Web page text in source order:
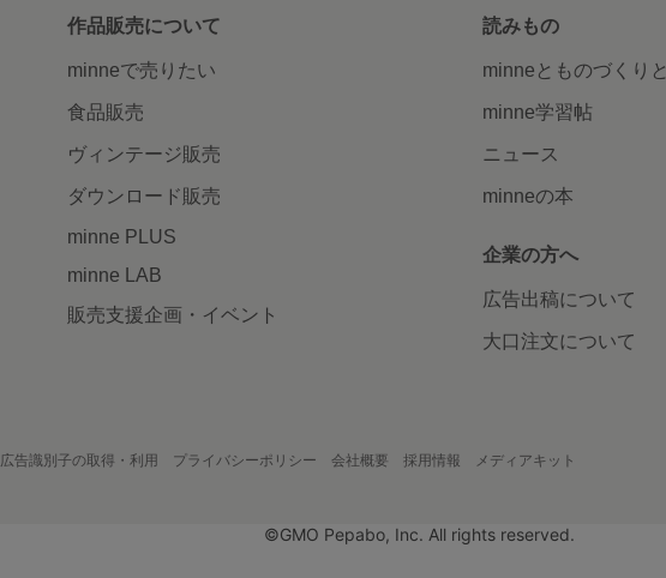
作品販売について
minneで売りたい
食品販売
ヴィンテージ販売
ダウンロード販売
minne PLUS
minne LAB
販売支援企画・イベント
読みもの
minneとものづくりと
minne学習帖
ニュース
minneの本
企業の方へ
広告出稿について
大口注文について
広告識別子の取得・利用 プライバシーポリシー 会社概要 採用情報 メディアキット
©GMO Pepabo, Inc. All rights reserved.